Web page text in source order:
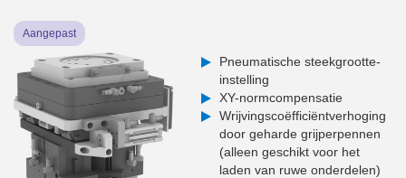
Aangepast
Pneumatische steekgrootte-
instelling
XY-normcompensatie
Wrijvingscoëfficiëntverhoging
door geharde grijperpennen
(alleen geschikt voor het
laden van ruwe onderdelen)